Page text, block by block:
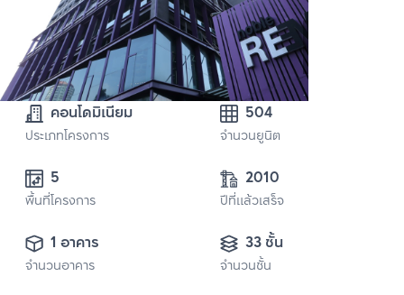
คอนโดมิเนียม
ประเภทโครงการ
504
จำนวนยูนิต
พื้นที่โครงการ
2010
ปีที่แล้วเสร็จ
1 อาคาร
จำนวนอาคาร
33 ชั้น
จำนวนชั้น